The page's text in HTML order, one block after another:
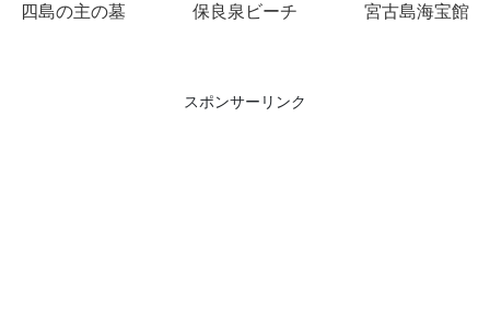
四島の主の墓 保良泉ビーチ 宮古島海宝館
スポンサーリンク